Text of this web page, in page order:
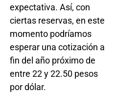
expectativa. Así, con
ciertas reservas, en este
momento podríamos
esperar una cotización a
fin del año próximo de
entre 22 y 22.50 pesos
por dólar.